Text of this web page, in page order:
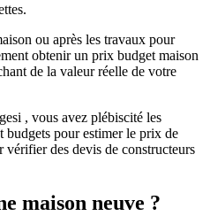
ou après les travaux pour
obtenir un prix budget maison
de la valeur réelle de votre
, vous avez plébiscité les
budgets pour estimer le prix de
des devis de constructeurs
maison neuve ?